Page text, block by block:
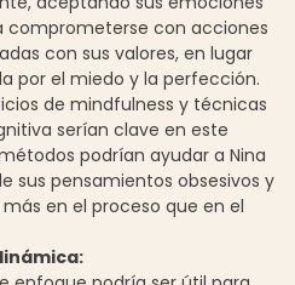
comprometerse con acciones
con sus valores, en lugar
por el miedo y la perfección.
de mindfulness y técnicas
serían clave en este
podrían ayudar a Nina
sus pensamientos obsesivos y
en el proceso que en el